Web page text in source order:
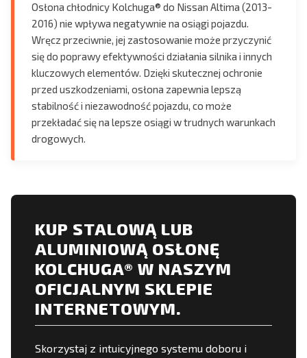
Osłona chłodnicy Kolchuga® do Nissan Altima (2013-
2016) nie wpływa negatywnie na osiągi pojazdu.
Wręcz przeciwnie, jej zastosowanie może przyczynić
się do poprawy efektywności działania silnika i innych
kluczowych elementów. Dzięki skutecznej ochronie
przed uszkodzeniami, osłona zapewnia lepszą
stabilność i niezawodność pojazdu, co może
przekładać się na lepsze osiągi w trudnych warunkach
drogowych.
KUP STALOWĄ LUB
ALUMINIOWĄ OSŁONĘ
KOLCHUGA® W NASZYM
OFICJALNYM SKLEPIE
INTERNETOWYM.
Skorzystaj z intuicyjnego systemu doboru i